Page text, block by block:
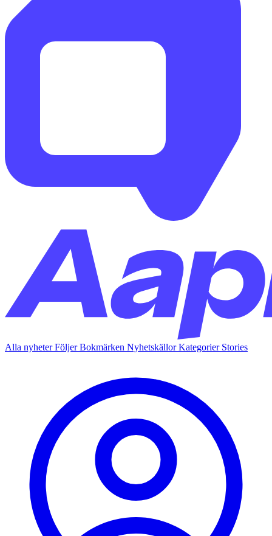
Alla nyheterFöljerBokmärken NyhetskällorKategorier Stories